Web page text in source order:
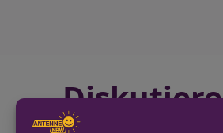
Anonym und ganz ohne